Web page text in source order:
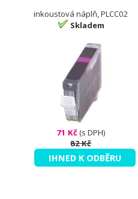
inkoustová náplň, PLCC02
Skladem
71 Kč(s DPH)
82 Kč
IHNED K ODBĚRU